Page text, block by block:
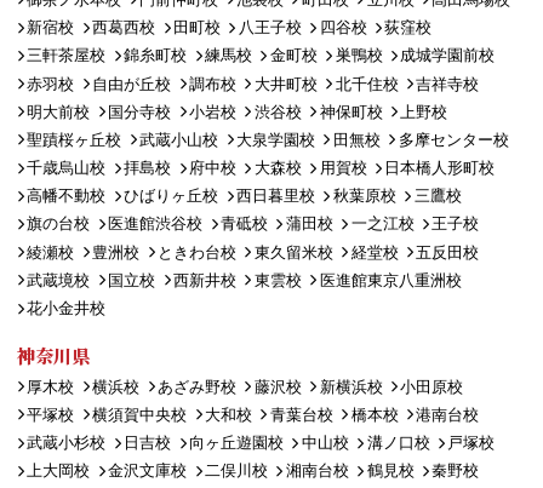
新宿校
西葛西校 田町校 八王子校 四谷校
荻窪校
三軒茶屋校
錦糸町校 練馬校 金町校 巣鴨校
成城学園前校
赤羽校
自由が丘校 調布校 大井町校 北千住校
吉祥寺校
明大前校
国分寺校 小岩校 渋谷校 神保町校
上野校
聖蹟桜ヶ丘校
武蔵小山校 大泉学園校 田無校
多摩センター校
千歳烏山校
拝島校 府中校 大森校 用賀校
日本橋人形町校
高幡不動校
ひばりヶ丘校 西日暮里校 秋葉原校
三鷹校
旗の台校
医進館渋谷校 青砥校 蒲田校 一之江校
王子校
綾瀬校
豊洲校 ときわ台校 東久留米校 経堂校
五反田校
武蔵境校
国立校 西新井校 東雲校
医進館東京八重洲校
花小金井校
神奈川県
厚木校 横浜校 あざみ野校 藤沢校 新横浜校
小田原校
平塚校
横須賀中央校 大和校 青葉台校 橋本校
港南台校
武蔵小杉校
日吉校 向ヶ丘遊園校 中山校 溝ノ口校
戸塚校
上大岡校
金沢文庫校 二俣川校 湘南台校 鶴見校
秦野校